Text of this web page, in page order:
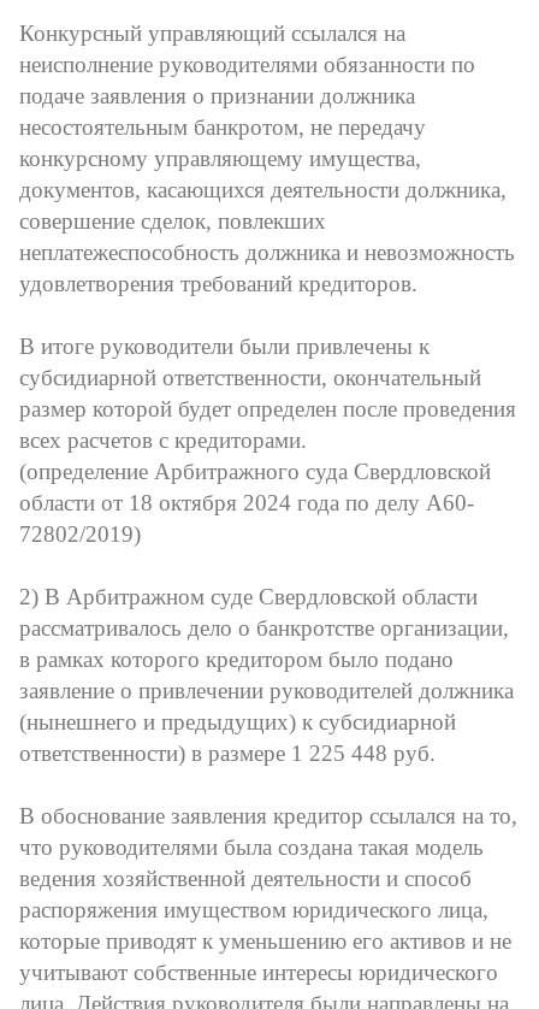
Конкурсный управляющий ссылался на
неисполнение руководителями обязанности по
подаче заявления о признании должника
несостоятельным банкротом, не передачу
конкурсному управляющему имущества,
документов, касающихся деятельности должника,
совершение сделок, повлекших
неплатежеспособность должника и невозможность
удовлетворения требований кредиторов.
В итоге руководители были привлечены к
субсидиарной ответственности, окончательный
размер которой будет определен после проведения
всех расчетов с кредиторами.
(определение Арбитражного суда Свердловской
области от 18 октября 2024 года по делу А60-
72802/2019)
2) В Арбитражном суде Свердловской области
рассматривалось дело о банкротстве организации,
в рамках которого кредитором было подано
заявление о привлечении руководителей должника
(нынешнего и предыдущих) к субсидиарной
ответственности) в размере 1 225 448 руб.
В обоснование заявления кредитор ссылался на то,
что руководителями была создана такая модель
ведения хозяйственной деятельности и способ
распоряжения имуществом юридического лица,
которые приводят к уменьшению его активов и не
учитывают собственные интересы юридического
лица. Действия руководителя были направлены на